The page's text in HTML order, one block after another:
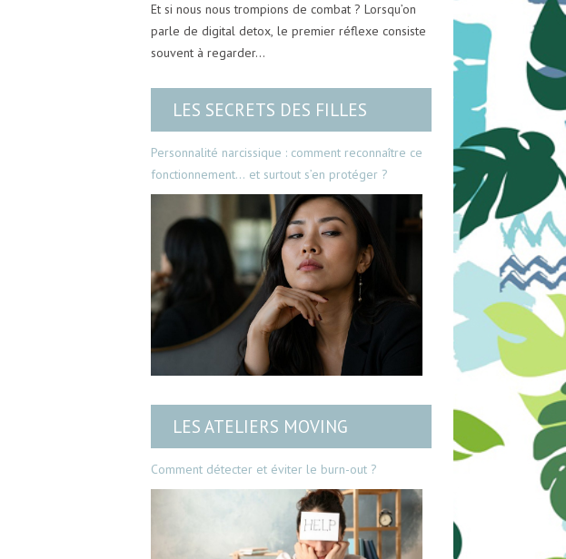
Et si nous nous trompions de combat ? Lorsqu’on
parle de digital detox, le premier réflexe consiste
souvent à regarder…
LES SECRETS DES FILLES
Personnalité narcissique : comment reconnaître ce
fonctionnement… et surtout s’en protéger ?
LES ATELIERS MOVING
Comment détecter et éviter le burn-out ?